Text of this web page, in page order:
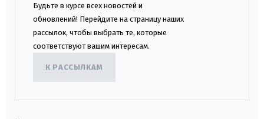
Будьте в курсе всех новостей и
обновлений! Перейдите на страницу наших
рассылок, чтобы выбрать те, которые
соответствуют вашим интересам.
К РАССЫЛКАМ